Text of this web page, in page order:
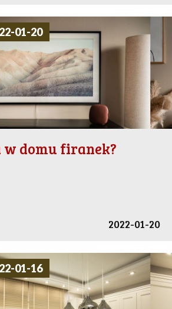
01-20
w domu firanek?
2022-01-20
01-16